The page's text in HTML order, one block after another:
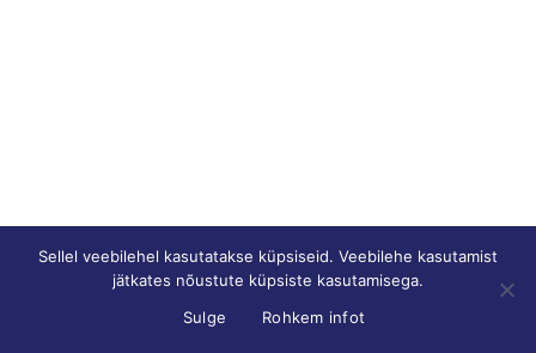
Sellel veebilehel kasutatakse küpsiseid. Veebilehe kasutamist
jätkates nõustute küpsiste kasutamisega.
Sulge
Rohkem infot